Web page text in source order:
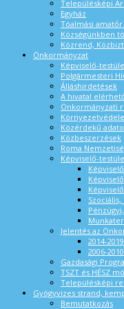
Településképi
Egyház
Tóalmási
Községünkben
Közrend,
Önkormányzat
Képviselő-
Polgármesteri
Álláshirdetések
A hivatal
Önkormányzati
Közérdekű
Közbeszerzések
Roma
Képviselő-
Jelentés az
2014-
2006-
Gazdasági
TSZT és HÉSZ
Településképi
Gyógyvizes strand,
Bemutatkozás